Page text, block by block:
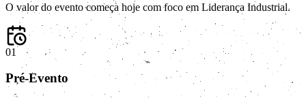
O valor do evento começa hoje com foco em Liderança Industrial.
01
Pré-Evento